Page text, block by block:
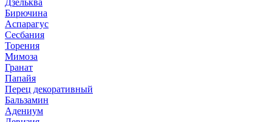
Дзельква
Бирючина
Аспарагус
Сесбания
Торения
Мимоза
Гранат
Папайя
Перец декоративный
Бальзамин
Адениум